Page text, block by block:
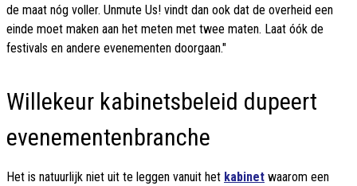
de maat nóg voller. Unmute Us! vindt dan ook dat de overheid een
einde moet maken aan het meten met twee maten. Laat óók de
festivals en andere evenementen doorgaan."
Willekeur kabinetsbeleid dupeert
evenementenbranche
Het is natuurlijk niet uit te leggen vanuit het kabinet waarom een